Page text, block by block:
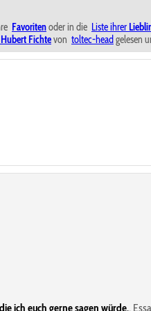
Favoritenoder in die Liste ihrer
Fichtevon toltec-head gelesen
ich euch gerne sagen würde.,